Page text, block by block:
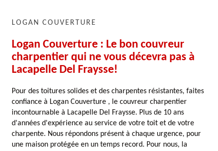
LOGAN COUVERTURE
Logan Couverture : Le bon couvreur
charpentier qui ne vous décevra pas à
Lacapelle Del Fraysse!
Pour des toitures solides et des charpentes résistantes, faites
confiance à Logan Couverture , le couvreur charpentier
incontournable à Lacapelle Del Fraysse. Plus de 10 ans
d'années d'expérience au service de votre toit et de votre
charpente. Nous répondons présent à chaque urgence, pour
une maison protégée en un temps record. Pour nous, la